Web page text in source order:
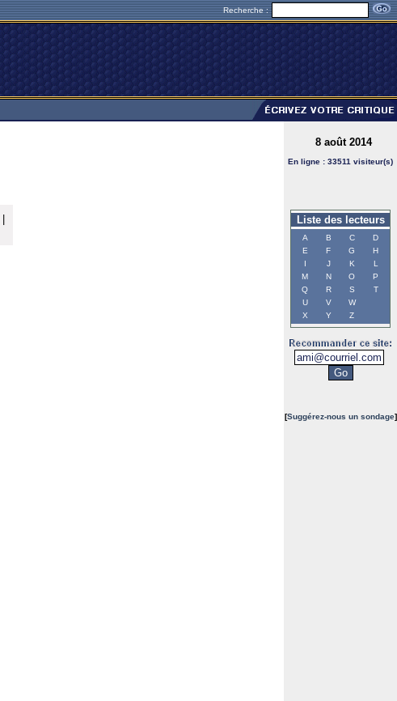
Recherche :
8 août 2014
En ligne : 33511 visiteur(s)
Liste des lecteurs
A B C
D
E
F G
H
I
J K
L
M
N O
P
Q
R S
T
U
V
W
X
Y Z
[Suggérez-nous un sondage]